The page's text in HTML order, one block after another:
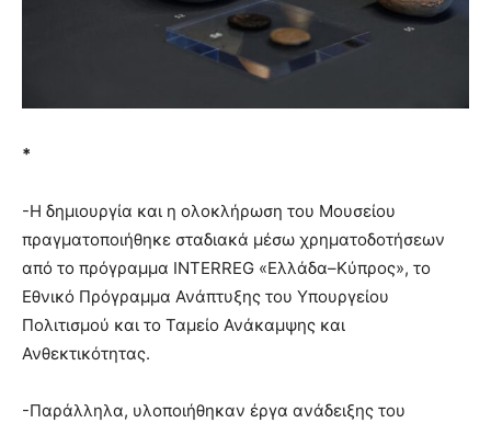
*
-Η δημιουργία και η ολοκλήρωση του Μουσείου
πραγματοποιήθηκε σταδιακά μέσω χρηματοδοτήσεων
από το πρόγραμμα INTERREG «Ελλάδα–Κύπρος», το
Εθνικό Πρόγραμμα Ανάπτυξης του Υπουργείου
Πολιτισμού και το Ταμείο Ανάκαμψης και
Ανθεκτικότητας.
-Παράλληλα, υλοποιήθηκαν έργα ανάδειξης του